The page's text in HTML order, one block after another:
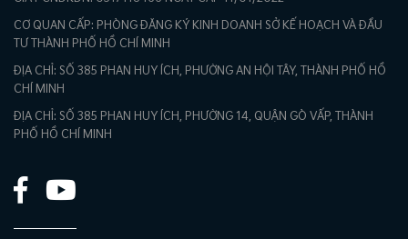
CƠ QUAN CẤP: PHÒNG ĐĂNG KÝ KINH DOANH SỞ KẾ HOẠCH VÀ ĐẦU
TƯ THÀNH PHỐ HỒ CHÍ MINH
ĐỊA CHỈ: SỐ 385 PHAN HUY ÍCH, PHƯỜNG AN HỘI TÂY, THÀNH PHỐ HỒ
CHÍ MINH
ĐỊA CHỈ: SỐ 385 PHAN HUY ÍCH, PHƯỜNG 14, QUẬN GÒ VẤP, THÀNH
PHỐ HỒ CHÍ MINH